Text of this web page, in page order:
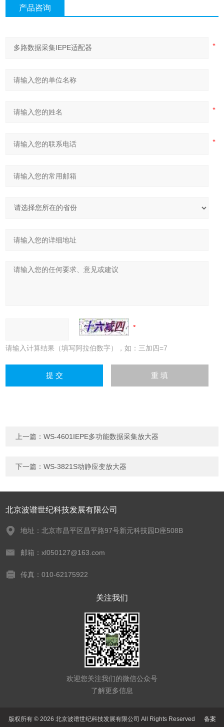
产品咨询
请输入计算结果（填写阿拉伯数字），如：三加四=7
上一篇：WS-4601IEPE多功能数据采集放大器
下一篇：WS-3821S动静应变放大器
北京波谱世纪科技发展有限公司
地址：北京市昌平区昌平路97号新元科技园D座508B
邮箱：xl050127@163.com
传真：010-62175922
关注我们
欢迎您关注我们的微信公众号
了解更多信息
版权所有 © 2026 北京波谱世纪科技发展有限公司 All Rights Reserved 备案